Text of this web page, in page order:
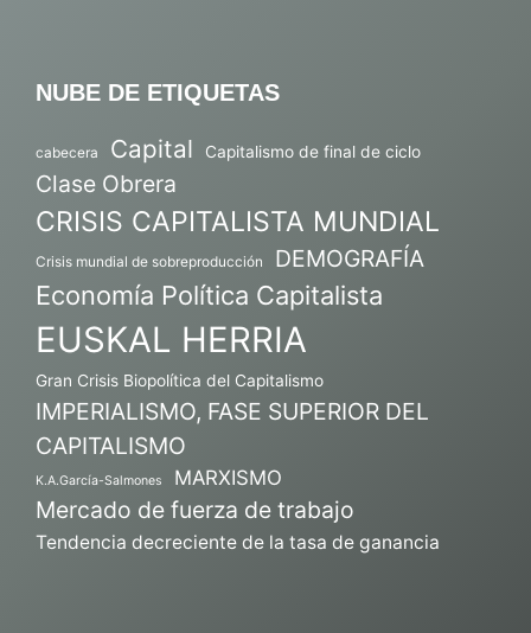
NUBE DE ETIQUETAS
cabecera Capital Capitalismo de final de ciclo
Clase Obrera
CRISIS CAPITALISTA MUNDIAL
Crisis mundial de sobreproducción DEMOGRAFÍA
Economía Política Capitalista
EUSKAL HERRIA
Gran Crisis Biopolítica del Capitalismo
IMPERIALISMO, FASE SUPERIOR DEL
CAPITALISMO
K.A.García-Salmones MARXISMO
Mercado de fuerza de trabajo
Tendencia decreciente de la tasa de ganancia